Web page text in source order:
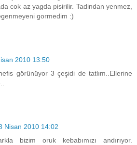
cok az yagda pisirilir. Tadindan yenmez,
gormedim :)
2010 13:50
görünüyor 3 çeşidi de tatlım..Ellerine
Nisan 2010 14:02
bizim oruk kebabımızı andırıyor.